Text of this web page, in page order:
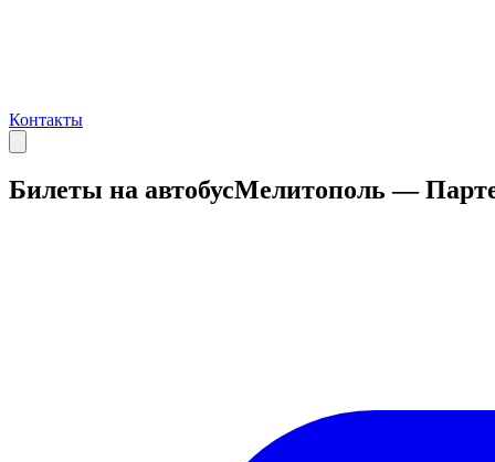
Контакты
Билеты на автобусМелитополь —